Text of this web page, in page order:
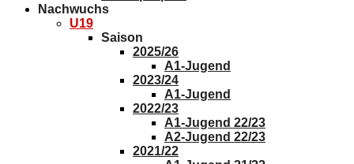
Nachwuchs
U19
Saison
2025/26
A1-Jugend
2023/24
A1-Jugend
2022/23
A1-Jugend 22/23
A2-Jugend 22/23
2021/22